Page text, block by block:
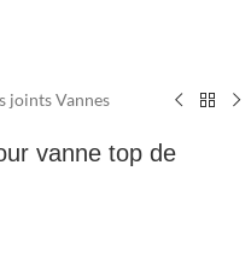
joints Vannes
vanne top de